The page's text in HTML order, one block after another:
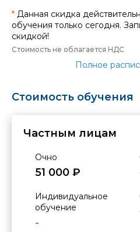
* Данная скидка
обучения только сегодня.
скидкой!
Стоимость не облагается НДС
Полное
Стоимость обучения
Частным лицам
Очно
51 000 ₽
Индивидуальное
обучение
-